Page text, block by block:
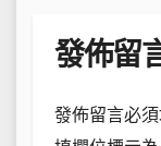
發佈留
發佈留言必